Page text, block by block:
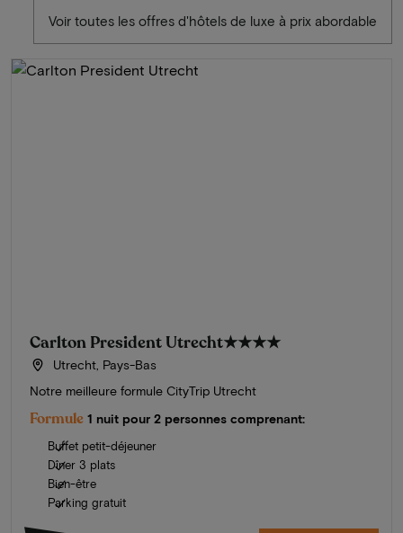
Voir toutes les offres d'hôtels de luxe à prix abordable
Carlton President Utrecht★★★★
Utrecht, Pays-Bas
Notre meilleure formule CityTrip Utrecht
Formule 1 nuit pour 2 personnes comprenant:
Buffet petit-déjeuner
Dîner 3 plats
Bien-être
Parking gratuit